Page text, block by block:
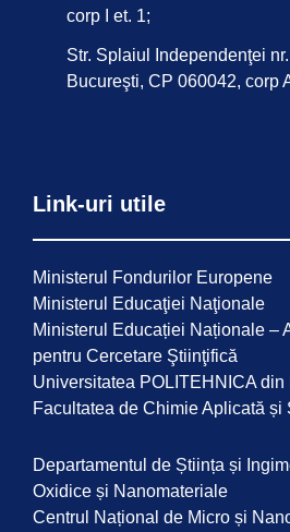
corp I et. 1;
Str. Splaiul Independenţei
Bucureşti, CP 060042, corp
Link-uri utile
Ministerul Fondurilor Europene
Ministerul Educaţiei Naţionale
Ministerul Educației Naționale –
pentru Cercetare Ştiinţifică
Universitatea POLITEHNICA din
Facultatea de Chimie Aplicată și
Departamentul de Știința și
Oxidice și Nanomateriale
Centrul Național de Micro și